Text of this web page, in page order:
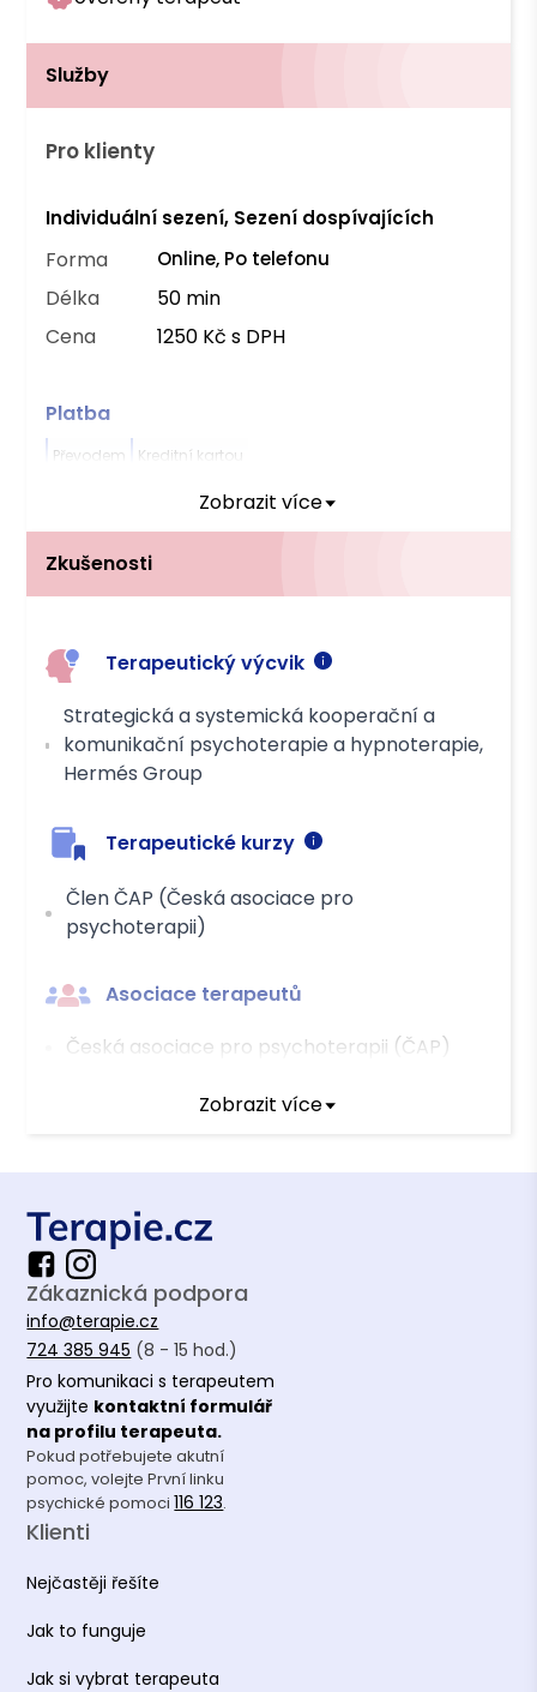
Služby
Pro klienty
Individuální sezení, Sezení dospívajících
Forma Online, Po telefonu
Délka
50 min
Cena
1250 Kč s DPH
Platba
Převodem Kreditní kartou
Zobrazit více
Zkušenosti
Terapeutický výcvik
Strategická a systemická kooperační a
komunikační psychoterapie a hypnoterapie,
Hermés Group
Terapeutické kurzy
Člen ČAP (Česká asociace pro
psychoterapii)
Asociace terapeutů
Česká asociace pro psychoterapii (ČAP)
Univerzita v Plzni
Andragogika a personální řízení -
magisterské studium, Univerzita Karlova v
Praze
Zobrazit více
Zákaznická podpora
info@terapie.cz
724 385 945 (8 - 15 hod.)
Pro komunikaci s terapeutem
využijte kontaktní formulář
na profilu terapeuta.
Pokud potřebujete akutní
pomoc, volejte První linku
psychické pomoci116 123.
Klienti
Nejčastěji řešíte
Jak to funguje
Jak si vybrat terapeuta